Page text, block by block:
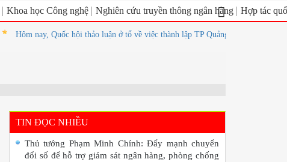
Khoa học Công nghệ Nghiên cứu truyền thông ngân hàng Hợp tác
Hôm nay, Quốc hội thảo luận ở tổ về việc thành lập TP Quảng Ninh và TP Bắc Ninh
TIN ĐỌC NHIỀU
Thủ tướng Phạm Minh Chính: Đẩy mạnh chuyển
đổi số để hỗ trợ giám sát ngân hàng, phòng chống